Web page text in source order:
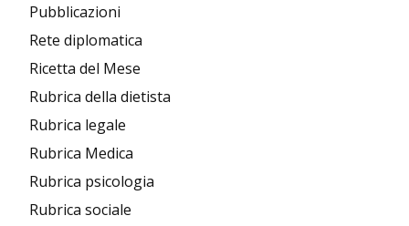
Pubblicazioni
Rete diplomatica
Ricetta del Mese
Rubrica della dietista
Rubrica legale
Rubrica Medica
Rubrica psicologia
Rubrica sociale